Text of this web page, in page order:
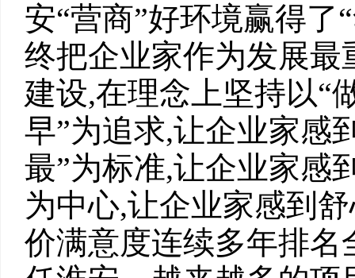
安“营商”好环境赢得了
终把企业家作为发展
建设,在理念上坚持以“
早”为追求,让企业家感
最”为标准,让企业家感
为中心,让企业家感到
价满意度连续多年排